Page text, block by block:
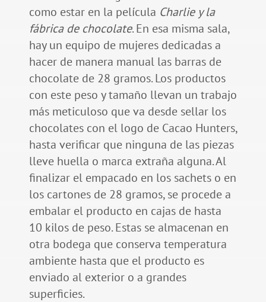
como estar en la película Charlie y la
fábrica de chocolate. En esa misma sala,
hay un equipo de mujeres dedicadas a
hacer de manera manual las barras de
chocolate de 28 gramos. Los productos
con este peso y tamaño llevan un trabajo
más meticuloso que va desde sellar los
chocolates con el logo de Cacao Hunters,
hasta verificar que ninguna de las piezas
lleve huella o marca extraña alguna. Al
finalizar el empacado en los sachets o en
los cartones de 28 gramos, se procede a
embalar el producto en cajas de hasta
10 kilos de peso. Estas se almacenan en
otra bodega que conserva temperatura
ambiente hasta que el producto es
enviado al exterior o a grandes
superficies.